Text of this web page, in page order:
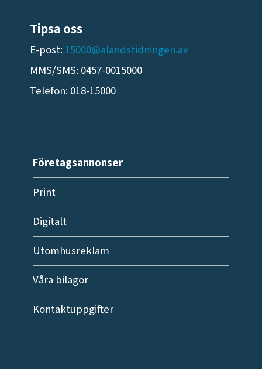
Tipsa oss
E-post: 15000@alandstidningen.ax
MMS/SMS: 0457-0015000
Telefon: 018-15000
Företagsannonser
Print
Digitalt
Utomhusreklam
Våra bilagor
Kontaktuppgifter